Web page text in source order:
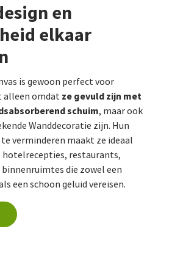
en
elkaar
is gewoon perfect voor
alleen omdatze gevuld zijn met
schuim, maar ook
Wanddecoratie zijn. Hun
verminderen maakt ze ideaal
hotelrecepties, restaurants,
die zowel een
een schoon geluid vereisen.